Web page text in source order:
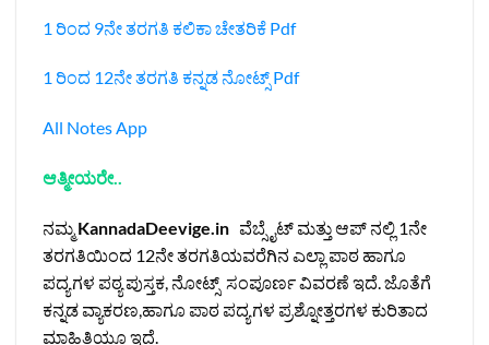
1 ರಿಂದ 9ನೇ ತರಗತಿ ಕಲಿಕಾ ಚೇತರಿಕೆ Pdf
1 ರಿಂದ 12ನೇ ತರಗತಿ ಕನ್ನಡ ನೋಟ್ಸ್‌ Pdf
All Notes App
ಆತ್ಮೀಯರೇ..
ನಮ್ಮ KannadaDeevige.in ವೆಬ್ಸೈಟ್ ಮತ್ತು ಆಪ್ ನಲ್ಲಿ 1ನೇ
ತರಗತಿಯಿಂದ 12ನೇ ತರಗತಿಯವರೆಗಿನ ಎಲ್ಲಾ ಪಾಠ ಹಾಗೂ
ಪದ್ಯಗಳ ಪಠ್ಯ ಪುಸ್ತಕ, ನೋಟ್ಸ್ ಸಂಪೂರ್ಣ ವಿವರಣೆ ಇದೆ. ಜೊತೆಗೆ
ಕನ್ನಡ ವ್ಯಾಕರಣ,ಹಾಗೂ ಪಾಠ ಪದ್ಯಗಳ ಪ್ರಶ್ನೋತ್ತರಗಳ ಕುರಿತಾದ
ಮಾಹಿತಿಯೂ ಇದೆ.